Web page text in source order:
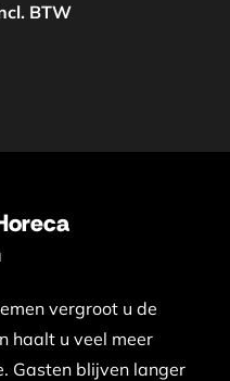
BTW
vergroot u de
haalt u veel meer
Gasten blijven langer